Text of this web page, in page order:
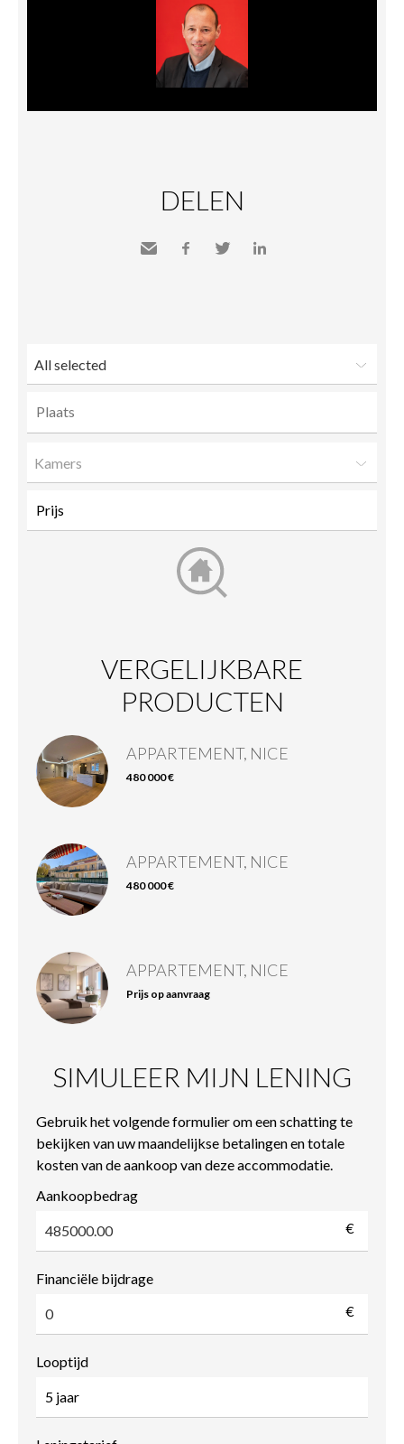
DELEN
All selected
Kamers
VERGELIJKBARE
PRODUCTEN
APPARTEMENT, NICE
480 000 €
APPARTEMENT, NICE
480 000 €
APPARTEMENT, NICE
Prijs op aanvraag
SIMULEER MIJN LENING
Gebruik het volgende formulier om een schatting te
bekijken van uw maandelijkse betalingen en totale
kosten van de aankoop van deze accommodatie.
Aankoopbedrag
€
Financiële bijdrage
€
Looptijd